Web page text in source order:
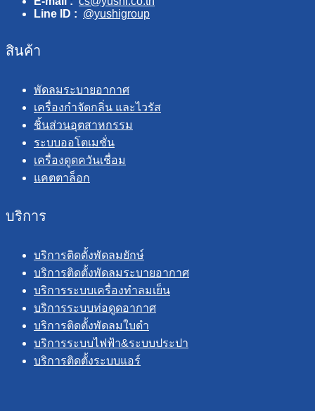
Line ID : @yushigroup
สินค้า
พัดลมระบายอากาศ
เครื่องกำจัดกลิ่น และไวรัส
ชิ้นส่วนอุตสาหกรรม
ระบบออโตเมชั่น
เครื่องดูดควันเชื่อม
แคตตาล็อก
บริการ
บริการติดตั้งพัดลมยักษ์
บริการติดตั้งพัดลมระบายอากาศ
บริการระบบเครื่องทำลมเย็น
บริการระบบท่อดูดอากาศ
บริการติดตั้งพัดลมใบดำ
บริการระบบไฟฟ้า&ระบบประปา
บริการติดตั้งระบบแอร์